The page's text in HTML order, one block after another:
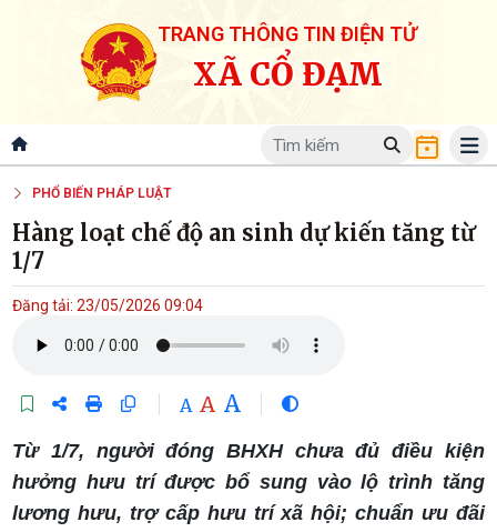
TRANG THÔNG TIN ĐIỆN TỬ
XÃ CỔ ĐẠM
PHỔ BIẾN PHÁP LUẬT
Hàng loạt chế độ an sinh dự kiến tăng từ
1/7
Đăng tải: 23/05/2026 09:04
A A A
Từ 1/7, người đóng BHXH chưa đủ điều kiện
hưởng hưu trí được bổ sung vào lộ trình tăng
lương hưu, trợ cấp hưu trí xã hội; chuẩn ưu đãi